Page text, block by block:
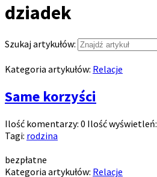
dziadek
Szukaj artykułów:
Kategoria artykułów: Relacje
Same korzyści
Ilość komentarzy: 0 Ilość wyświetleń:
Tagi: rodzina
bezpłatne
Kategoria artykułów: Relacje